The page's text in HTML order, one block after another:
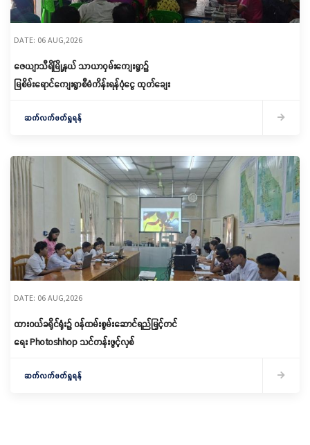
DATE: 06 AUG,2026
ဇေယျာသီရိမြို့နယ် သာယာဝှမ်းကျေးရွာ၌
မြစိမ်းရောင်ကျေးရွာစီမံကိန်းရန်ပုံငွေ ထုတ်ချေး
ဆက်လက်ဖတ်ရှုရန်
DATE: 06 AUG,2026
ထားဝယ်ခရိုင်ရုံး၌ ဝန်ထမ်းစွမ်းဆောင်ရည်မြှင့်တင်
ရေး Photoshhop သင်တန်းဖွင့်လှစ်
ဆက်လက်ဖတ်ရှုရန်